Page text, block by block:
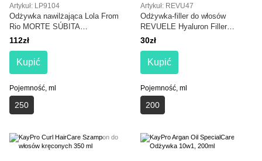
Artykuł: LP9104
Odżywka nawilżająca Lola From
Rio MORTE SÚBITA
HIDRATANTE 250 g
112zł
Kupić
Pojemność, ml
250
Artykuł: REVU47
Odżywka-filler do włosów
REVUELE Hyaluron Filler
Conditioner
30zł
Kupić
Pojemność, ml
200